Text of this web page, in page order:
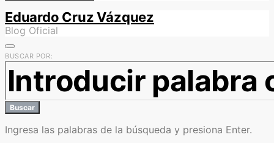
Eduardo Cruz Vázquez
Blog Oficial
BUSCAR POR:
Buscar
Ingresa las palabras de la búsqueda y presiona Enter.